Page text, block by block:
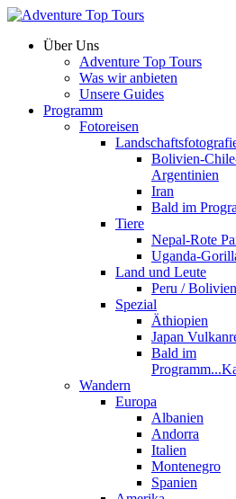
Über Uns
Adventure Top Tours
Was wir anbieten
Unsere Guides
Programm
Fotoreisen
Bolivien-
Argentinien
Iran
Bald im
Tiere
Nepal-Rote
Uganda-
Land und Leute
Peru / Bolivien
Spezial
Äthiopien
Japan
Bald im
Wandern
Europa
Albanien
Andorra
Italien
Montenegro
Spanien